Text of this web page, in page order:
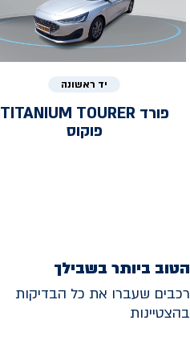
יד ראשונה
פורד TITANIUM TOURER
פוקוס
הטוב ביותר בשבילך
רכבים שעברו את כל הבדיקות
בהצטיינות